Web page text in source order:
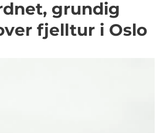
grundig
fjelltur i Oslo